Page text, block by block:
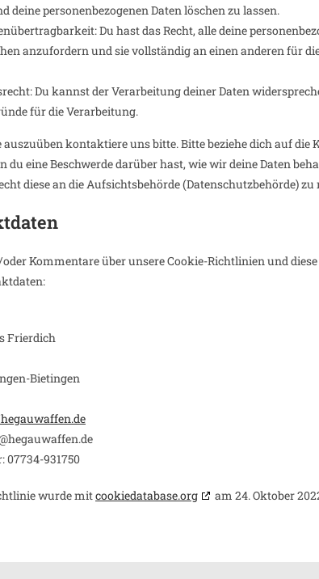
deine personenbezogenen Daten löschen zu lassen.
Du hast das Recht, alle deine
anzufordern und sie vollständig an einen anderen für
Du kannst der Verarbeitung deiner Daten
für die Verarbeitung.
auszuüben kontaktiere uns bitte. Bitte beziehe dich auf die
du eine Beschwerde darüber hast, wie wir deine Daten
diese an die Aufsichtsbehörde (Datenschutzbehörde) zu
Kommentare über unsere Cookie-Richtlinien und
Frierdich
Bietingen
hegauwaffen.de
931750
wurde mitcookiedatabase.org am 24. Oktober